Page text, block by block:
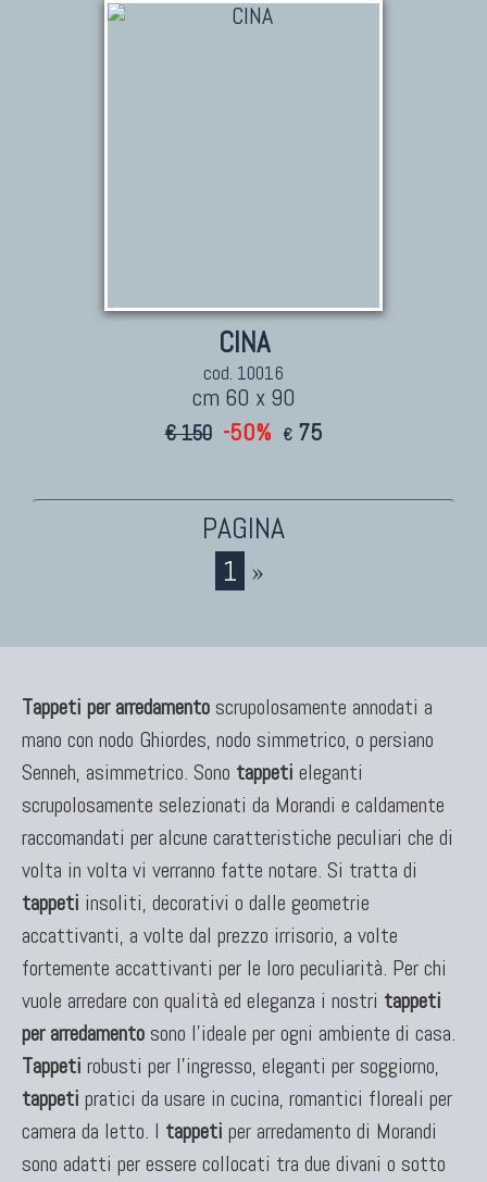
Tappeti Turcomanni Vecchi E Nuovi
Tappeti Dal Mondo
CINA
cod. 10016
cm 60 x 90
€ 150 -50% € 75
1 »
Tappeti per arredamento scrupolosamente annodati a
mano con nodo Ghiordes, nodo simmetrico, o persiano
Senneh, asimmetrico. Sono tappeti eleganti
scrupolosamente selezionati da Morandi e caldamente
raccomandati per alcune caratteristiche peculiari che di
volta in volta vi verranno fatte notare. Si tratta di
tappeti insoliti, decorativi o dalle geometrie
accattivanti, a volte dal prezzo irrisorio, a volte
fortemente accattivanti per le loro peculiarità. Per chi
vuole arredare con qualità ed eleganza i nostri tappeti
per arredamento sono l'ideale per ogni ambiente di casa.
Tappeti robusti per l'ingresso, eleganti per soggiorno,
tappeti pratici da usare in cucina, romantici floreali per
camera da letto. I tappeti per arredamento di Morandi
sono adatti per essere collocati tra due divani o sotto